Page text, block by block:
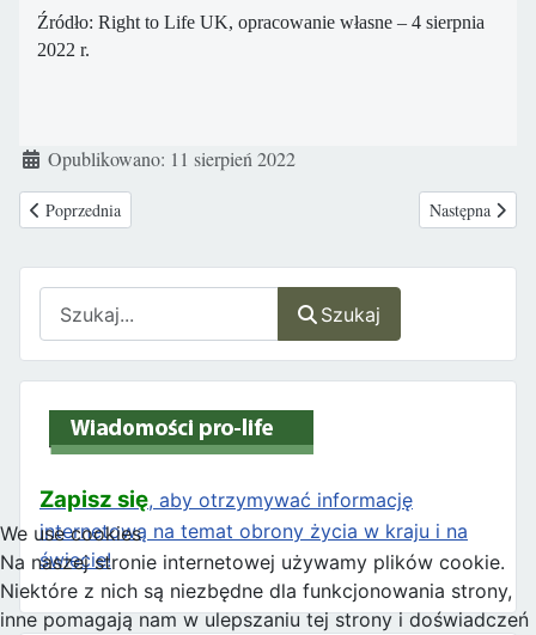
Szukaj
Zapisz się, aby otrzymywać informację
internetową na temat obrony życia w kraju i na
świecie!
Źródło: Right to Life UK, opracowanie własne – 4 sierpnia
2022 r.
Szczegóły
Opublikowano: 11 sierpień 2022
Poprzednia strona: Łódzcy lekarze z Centrum Zdrowia Matki Polki
Poprzednia Następna
Następna
We use cookies
Na naszej stronie internetowej używamy plików cookie.
Niektóre z nich są niezbędne dla funkcjonowania strony,
inne pomagają nam w ulepszaniu tej strony i doświadczeń